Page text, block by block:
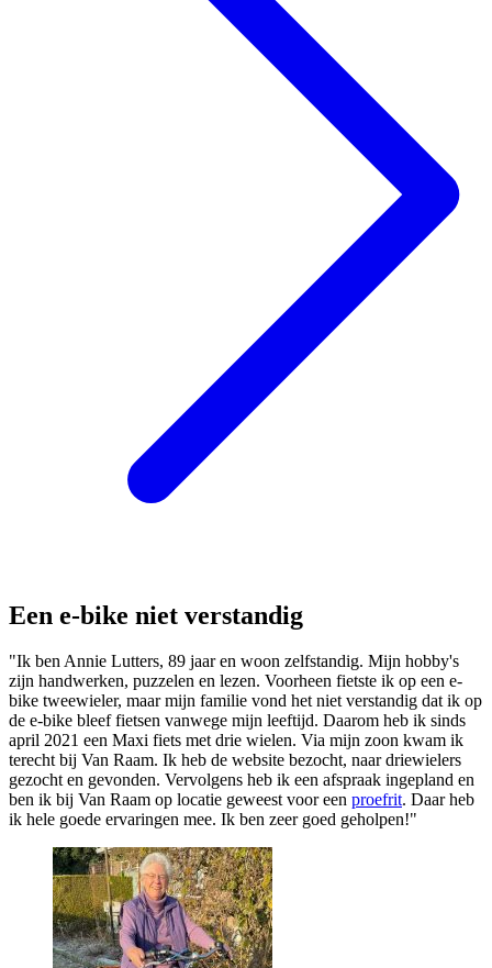
Een e-bike niet verstandig
"Ik ben Annie Lutters, 89 jaar en woon zelfstandig. Mijn hobby's
zijn handwerken, puzzelen en lezen. Voorheen fietste ik op een e-
bike tweewieler, maar mijn familie vond het niet verstandig dat ik op
de e-bike bleef fietsen vanwege mijn leeftijd. Daarom heb ik sinds
april 2021 een Maxi fiets met drie wielen. Via mijn zoon kwam ik
terecht bij Van Raam. Ik heb de website bezocht, naar driewielers
gezocht en gevonden. Vervolgens heb ik een afspraak ingepland en
ben ik bij Van Raam op locatie geweest voor een proefrit. Daar heb
ik hele goede ervaringen mee. Ik ben zeer goed geholpen!"